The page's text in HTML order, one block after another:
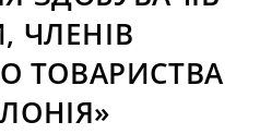
ЧЛЕНІВ
ТОВАРИСТВА